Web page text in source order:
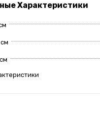
Характеристики